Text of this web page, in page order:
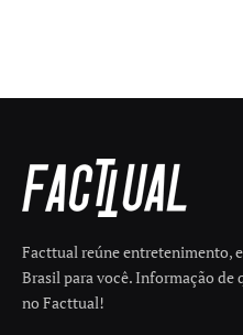
Facttual reúne entretenimento,
Brasil para você. Informação de
no Facttual!